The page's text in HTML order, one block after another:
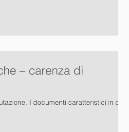
– carenza di
I documenti caratteristici in cui